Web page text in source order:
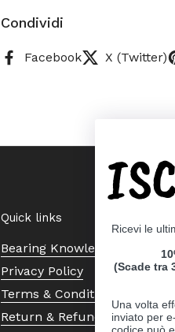
Condividi
Facebook X (Twitter)
Quick links
Bearing Knowledge Center
Privacy Policy
Terms & Conditions
Return & Refund Policy
Ricevi le
(Scade tra
Una volta
inviato per